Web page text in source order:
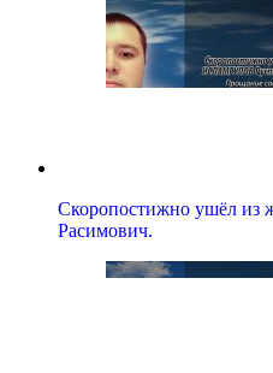
Скоропостижно ушёл
Расимович.